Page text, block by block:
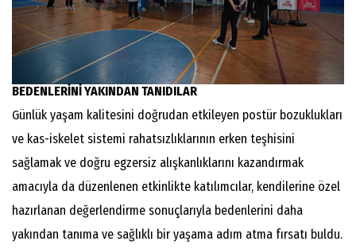
BEDENLERİNİ YAKINDAN TANIDILAR
Günlük yaşam kalitesini doğrudan etkileyen postür bozuklukları
ve kas-iskelet sistemi rahatsızlıklarının erken teşhisini
sağlamak ve doğru egzersiz alışkanlıklarını kazandırmak
amacıyla da düzenlenen etkinlikte katılımcılar, kendilerine özel
hazırlanan değerlendirme sonuçlarıyla bedenlerini daha
yakından tanıma ve sağlıklı bir yaşama adım atma fırsatı buldu.